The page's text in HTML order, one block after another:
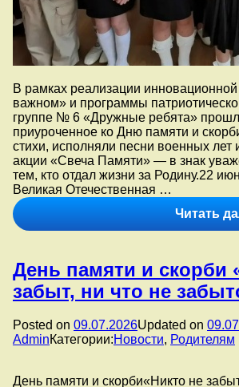
В рамках реализации
важном» и программы
группе № 6 «Дружные ребята»
приуроченное ко Дню памяти и
стихи, исполняли песни военных лет
акции «Свеча Памяти» — в знак
тем, кто отдал жизни за Родину.22
Великая Отечественная …
Читать
День памяти и скорби
забыт, ни что не
Posted on 09.07.2026Updated on
AdminКатегории:Новости, Родителям
День памяти и скорби«Никто не